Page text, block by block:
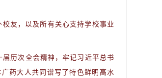
友，以及所有关心支持学校事业
历次全会精神，牢记习近平总书
药大人共同谱写了特色鲜明高水